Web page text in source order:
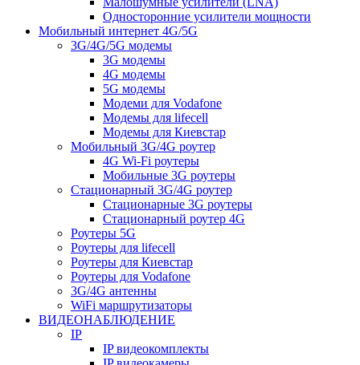
Односторонние усилители мощности
Мобильный интернет 4G/5G
3G/4G/5G модемы
3G модемы
4G модемы
5G модемы
Модеми для Vodafone
Модемы для lifecell
Модемы для Киевстар
Мобильный 3G/4G роутер
4G Wi-Fi роутеры
Мобильные 3G роутеры
Стационарный 3G/4G роутер
Стационарные 3G роутеры
Стационарный роутер 4G
Роутеры 5G
Роутеры для lifecell
Роутеры для Киевстар
Роутеры для Vodafone
3G/4G антенны
WiFi маршрутизаторы
ВИДЕОНАБЛЮДЕНИЕ
IP
IP видеокомплекты